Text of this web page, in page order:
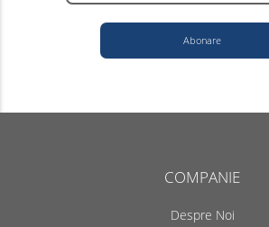
Abonare
COMPANIE
Despre Noi